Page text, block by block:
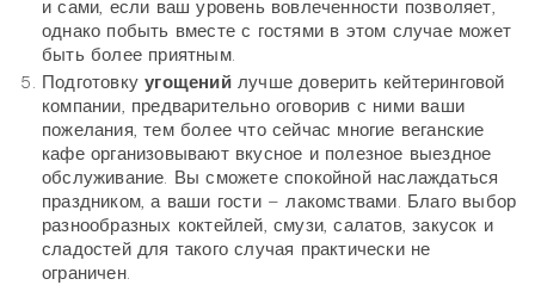
и сами, если ваш уровень вовлеченности позволяет,
однако побыть вместе с гостями в этом случае может
быть более приятным.
Подготовкуугощенийлучше доверить кейтеринговой
компании, предварительно оговорив с ними ваши
пожелания, тем более что сейчас многие веганские
кафе организовывают вкусное и полезное выездное
обслуживание. Вы сможете спокойной наслаждаться
праздником, а ваши гости – лакомствами. Благо выбор
разнообразных коктейлей, смузи, салатов, закусок и
сладостей для такого случая практически не
ограничен.